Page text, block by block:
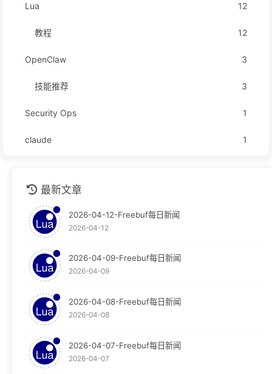
Lua 12
教程 12
OpenClaw 3
技能推荐 3
Security Ops 1
claude 1
安全运营
技术分享
教程
Graylog
Obsidian
OpenResty
最新文章
2026-04-12-Freebuf每日新闻
2026-04-12
2026-04-09-Freebuf每日新闻
2026-04-09
2026-04-08-Freebuf每日新闻
2026-04-08
2026-04-07-Freebuf每日新闻
2026-04-07